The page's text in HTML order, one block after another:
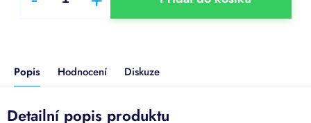
Popis Hodnocení Diskuze
Detailní popis produktu